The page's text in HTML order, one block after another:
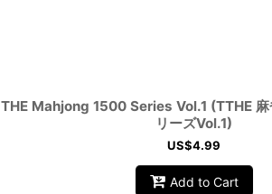
THE Mahjong 1500 Series Vol.1 (TTHE
リーズVol.1)
US$4.99
Add to Cart